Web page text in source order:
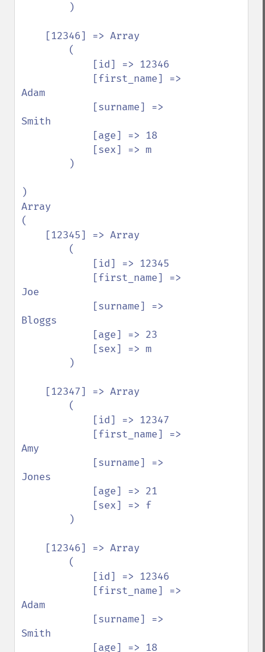
Adam
Smith
)
Array
(
Joe
Bloggs
Amy
Jones
Adam
Smith